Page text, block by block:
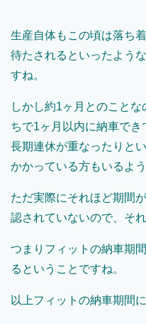
生産自体もこの頃は落ち
待たされるといったよう
すね。
しかし約1ヶ月とのことな
ちで1ヶ月以内に納車で
長期連休が重なったりと
かかっている方もいるよう
ただ実際にそれほど期間
認されていないので、そ
つまりフィットの納車期
るということですね。
以上フィットの納車期間